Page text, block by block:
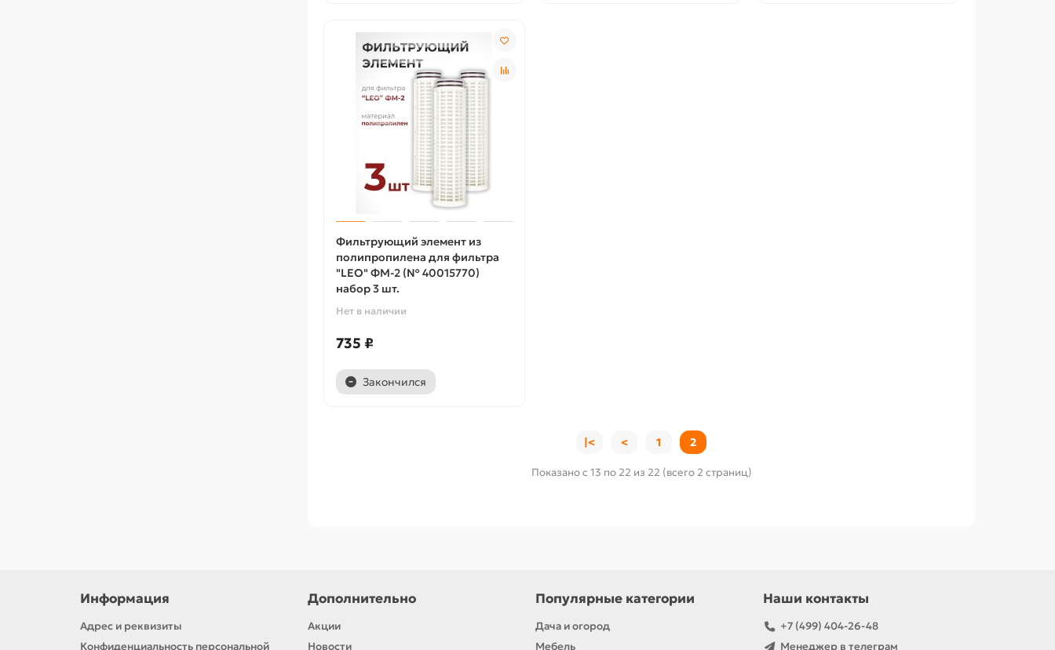
Фильтрующий элемент из
полипропилена для фильтра
"LEO" ФМ-2 (№ 40015770)
набор 3 шт.
Нет в наличии
735 ₽
Закончился
|< < 1 2
Показано с 13 по 22 из 22 (всего 2 страниц)
Информация
Адрес и реквизиты
Конфиденциальность персональной
Дополнительно
Акции
Новости
Популярные категории
Дача и огород
Мебель
Наши контакты
+7 (499) 404-26-48
Менеджер в телеграм